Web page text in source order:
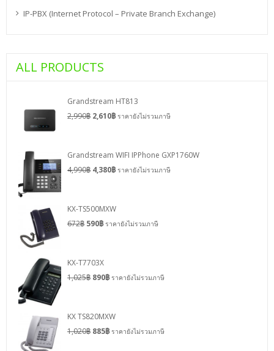
IP-PBX (Internet Protocol – Private Branch Exchange)
ALL PRODUCTS
Grandstream HT813
2,990฿ 2,610฿ ราคายังไม่รวมภาษี
Grandstream WIFI IPPhone GXP1760W
4,990฿ 4,380฿ ราคายังไม่รวมภาษี
KX-TS500MXW
672฿ 590฿ ราคายังไม่รวมภาษี
KX-T7703X
1,025฿ 890฿ ราคายังไม่รวมภาษี
KX TS820MXW
1,020฿ 885฿ ราคายังไม่รวมภาษี